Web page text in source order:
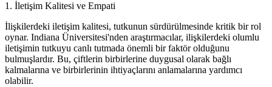
1. İletişim Kalitesi ve Empati
İlişkilerdeki iletişim kalitesi, tutkunun sürdürülmesinde kritik bir rol
oynar. Indiana Üniversitesi'nden araştırmacılar, ilişkilerdeki olumlu
iletişimin tutkuyu canlı tutmada önemli bir faktör olduğunu
bulmuşlardır. Bu, çiftlerin birbirlerine duygusal olarak bağlı
kalmalarına ve birbirlerinin ihtiyaçlarını anlamalarına yardımcı
olabilir.